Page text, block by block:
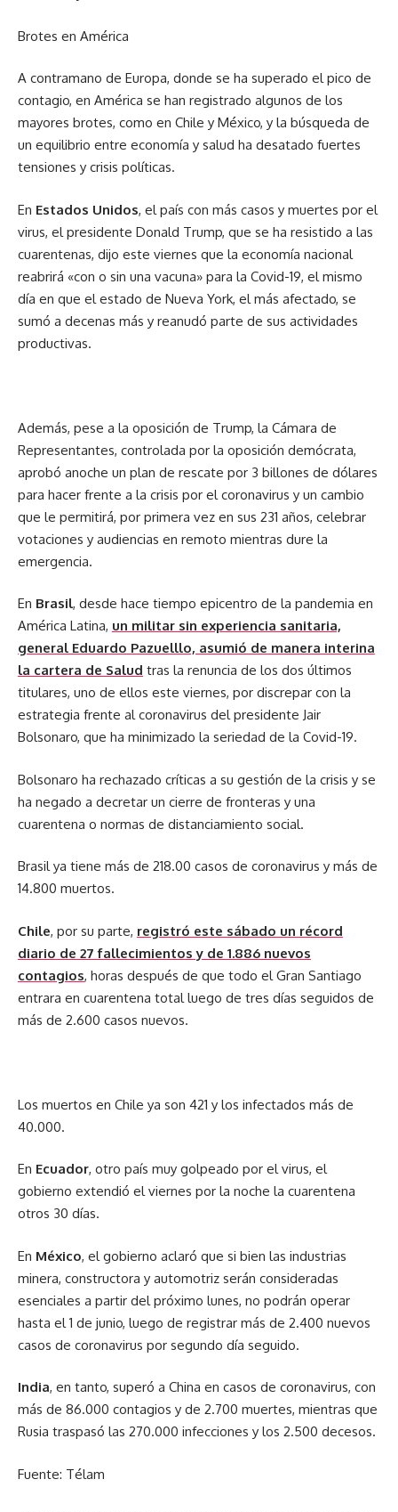
Brotes en América
A contramano de Europa, donde se ha superado el pico de
contagio, en América se han registrado algunos de los
mayores brotes, como en Chile y México, y la búsqueda de
un equilibrio entre economía y salud ha desatado fuertes
tensiones y crisis políticas.
En Estados Unidos, el país con más casos y muertes por el
virus, el presidente Donald Trump, que se ha resistido a las
cuarentenas, dijo este viernes que la economía nacional
reabrirá «con o sin una vacuna» para la Covid-19, el mismo
día en que el estado de Nueva York, el más afectado, se
sumó a decenas más y reanudó parte de sus actividades
productivas.
Además, pese a la oposición de Trump, la Cámara de
Representantes, controlada por la oposición demócrata,
aprobó anoche un plan de rescate por 3 billones de dólares
para hacer frente a la crisis por el coronavirus y un cambio
que le permitirá, por primera vez en sus 231 años, celebrar
votaciones y audiencias en remoto mientras dure la
emergencia.
En Brasil, desde hace tiempo epicentro de la pandemia en
América Latina, un militar sin experiencia sanitaria,
general Eduardo Pazuelllo, asumió de manera interina
la cartera de Salud tras la renuncia de los dos últimos
titulares, uno de ellos este viernes, por discrepar con la
estrategia frente al coronavirus del presidente Jair
Bolsonaro, que ha minimizado la seriedad de la Covid-19.
Bolsonaro ha rechazado críticas a su gestión de la crisis y se
ha negado a decretar un cierre de fronteras y una
cuarentena o normas de distanciamiento social.
Brasil ya tiene más de 218.00 casos de coronavirus y más de
14.800 muertos.
Chile, por su parte, registró este sábado un récord
diario de 27 fallecimientos y de 1.886 nuevos
contagios, horas después de que todo el Gran Santiago
entrara en cuarentena total luego de tres días seguidos de
más de 2.600 casos nuevos.
Los muertos en Chile ya son 421 y los infectados más de
40.000.
En Ecuador, otro país muy golpeado por el virus, el
gobierno extendió el viernes por la noche la cuarentena
otros 30 días.
En México, el gobierno aclaró que si bien las industrias
minera, constructora y automotriz serán consideradas
esenciales a partir del próximo lunes, no podrán operar
hasta el 1 de junio, luego de registrar más de 2.400 nuevos
casos de coronavirus por segundo día seguido.
India, en tanto, superó a China en casos de coronavirus, con
más de 86.000 contagios y de 2.700 muertes, mientras que
Rusia traspasó las 270.000 infecciones y los 2.500 decesos.
Fuente: Télam